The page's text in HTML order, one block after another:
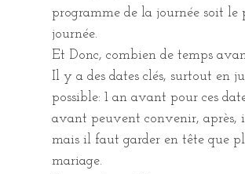
programme de la journée soit
journée.
Et Donc, combien de temps
Il y a des dates clés, surtout en
possible: 1 an avant pour ces
avant peuvent convenir, après,
mais il faut garder en tête que
mariage.